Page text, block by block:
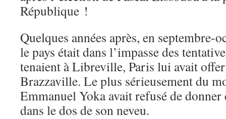
République !
Quelques années après, en
le pays était dans l’impasse des
tenaient à Libreville, Paris lui avait
Brazzaville. Le plus sérieusement du
Emmanuel Yoka avait refusé de
dans le dos de son neveu.